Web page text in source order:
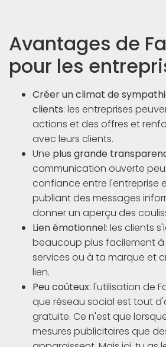
Avantages de
pour les
Créer un climat de
clients: les entreprises
actions et des offres et
avec leurs clients.
Une plus grande
communication ouverte
confiance entre l'entreprise
publiant des messages
donner un aperçu des
Lien émotionnel: les clients
beaucoup plus facilement
services ou à ta marque et
lien.
Peu coûteux: l'utilisation de
que réseau social est tout
gratuite. Ce n'est que
mesures publicitaires que